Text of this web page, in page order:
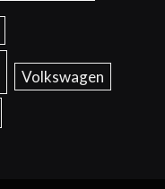
Volkswagen